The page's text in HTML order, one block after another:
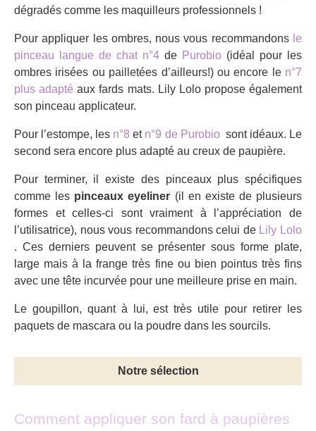
dégradés comme les maquilleurs professionnels !
Pour appliquer les ombres, nous vous recommandons le
pinceau langue de chat n°4 de Purobio (idéal pour les
ombres irisées ou pailletées d’ailleurs!) ou encore len°7
plus adapté aux fards mats. Lily Lolo propose également
son pinceau applicateur.
Pour l’estompe, les n°8 et n°9 de Purobiosont idéaux. Le
second sera encore plus adapté au creux de paupière.
Pour terminer, il existe des pinceaux plus spécifiques
comme les pinceaux eyeliner (il en existe de plusieurs
formes et celles-ci sont vraiment à l’appréciation de
l’utilisatrice), nous vous recommandons celui deLily Lolo
. Ces derniers peuvent se présenter sous forme plate,
large mais à la frange très fine ou bien pointus très fins
avec une tête incurvée pour une meilleure prise en main.
Le goupillon, quant à lui, est très utile pour retirer les
paquets de mascara ou la poudre dans les sourcils.
Notre sélection
Comment appliquer son fard à paupières